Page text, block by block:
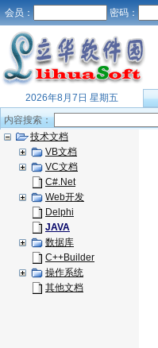
会员： 密码：
2026年8月7日 星期五
内容搜索：
技术文档
VB文档
VC文档
C#.Net
Web开发
Delphi
JAVA
数据库
C++Builder
操作系统
其他文档